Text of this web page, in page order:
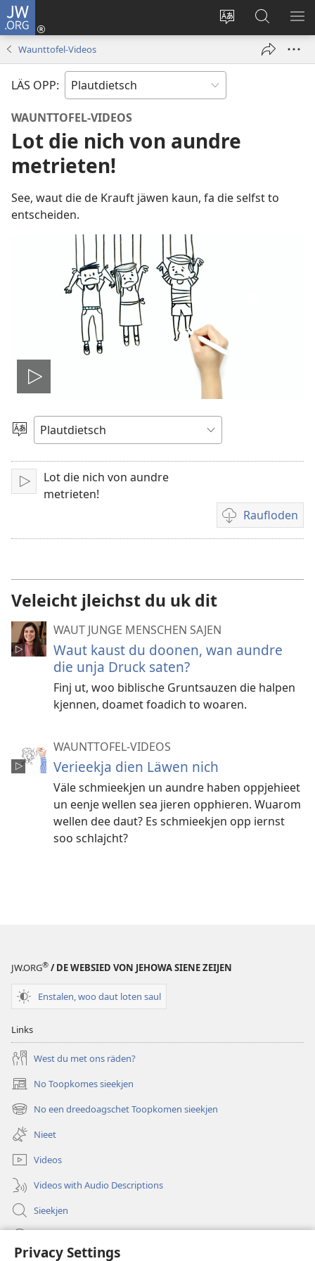
Privacy Settings
JW.ORG
Sproak
Aunmalden
(opens
En
JW.ORG
sieekjen
Waunttofel-Videos
LÄS OPP:
WAUNTTOFEL-VIDEOS
Lot die nich von aundre
metrieten!
See, waut die de Krauft jäwen kaun, fa die selfst to
entscheiden.
Video
spälen
Sproak
utwälen
Aufspälen
Lot die nich von aundre
metrieten!
Raufloden
Video
recordings
Veleicht jleichst du uk dit
WAUT JUNGE MENSCHEN SAJEN
Waut kaust du doonen, wan aundre
die unja Druck saten?
Finj ut, woo biblische Gruntsauzen die halpen
kjennen, doamet foadich to woaren.
WAUNTTOFEL-VIDEOS
Verieekja dien Läwen nich
Väle schmieekjen un aundre haben oppjehieet
un eenje wellen sea jieren opphieren. Wuarom
wellen dee daut? Es schmieekjen opp iernst
soo schlajcht?
JW.ORG® / DE WEBSIED VON JEHOWA SIENE ZEIJEN
Enstalen, woo daut loten saul
Links
West du met ons räden?
No Toopkomes sieekjen
(opens
new
window)
No een dreedoagschet Toopkomen sieekjen
(opens
new
window)
Nieet
Videos
Videos with Audio Descriptions
Sieekjen